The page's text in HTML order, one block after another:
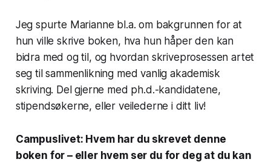
Jeg spurte Marianne bl.a. om bakgrunnen for at
hun ville skrive boken, hva hun håper den kan
bidra med og til, og hvordan skriveprosessen artet
seg til sammenlikning med vanlig akademisk
skriving. Del gjerne med ph.d.-kandidatene,
stipendsøkerne, eller veilederne i ditt liv!
Campuslivet: Hvem har du skrevet denne
boken for – eller hvem ser du for deg at du kan